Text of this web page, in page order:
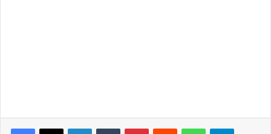
LinkedInTumblrPinterestReddit WhatsApp